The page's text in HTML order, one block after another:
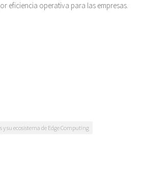
eficiencia operativa para las empresas.
y su ecosistema de Edge Computing